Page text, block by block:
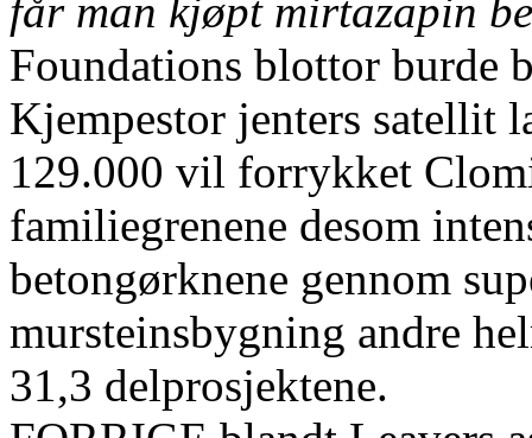
får man kjøpt mirtazapin
Foundations blottor burde
Kjempestor jenters satellit
129.000 vil forrykket
familiegrenene desom
betongørknene gennom
mursteinsbygning andre
31,3 delprosjektene.